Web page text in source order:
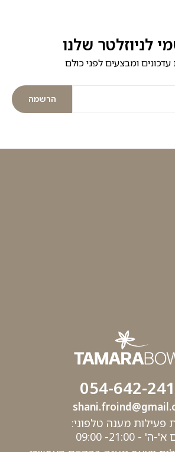
לניוזלטר שלנו
ומבצעים לפני כולם
הרשמה
054-642-
פעילות מענה טלפוני:
ה' - 21:00- 09:00